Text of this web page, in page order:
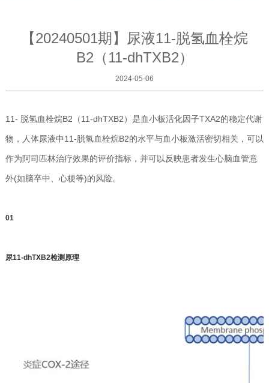
【20240501期】尿液11-脱氢血栓烷
B2（11-dhTXB2）
2024-05-06
11- 脱氢血栓烷B2（11-dhTXB2）是血小板活化因子TXA2的稳定代谢
物，人体尿液中11-脱氢血栓烷B2的水平与血小板激活密切相关，可以
作为阿司匹林治疗效果的评价指标，并可以反映患者发生心脑血管意
外(如脑卒中、心梗等)的风险。
01
尿11-dhTXB2检测原理